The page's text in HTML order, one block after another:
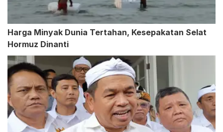
Harga Minyak Dunia Tertahan, Kesepakatan Selat
Hormuz Dinanti